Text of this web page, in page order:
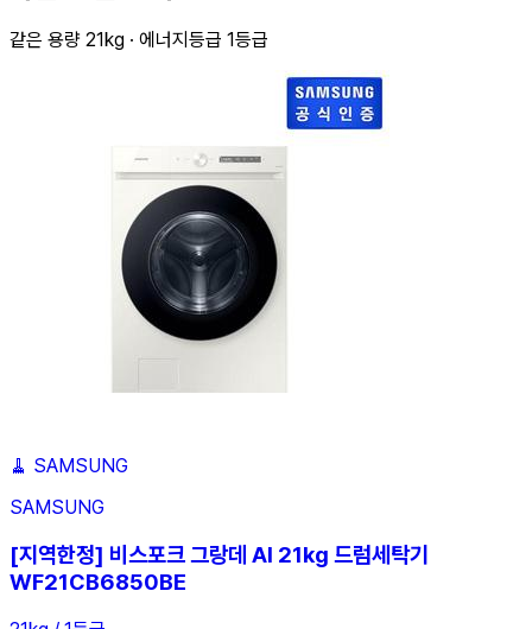
같은 용량 21kg · 에너지등급 1등급
🧹 SAMSUNG
SAMSUNG
[지역한정] 비스포크 그랑데 AI 21kg 드럼세탁기
WF21CB6850BE